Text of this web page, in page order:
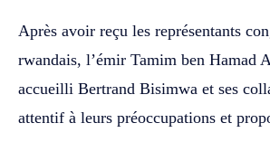
Après avoir reçu les représentants
rwandais, l’émir Tamim ben Hamad
accueilli Bertrand Bisimwa et ses
attentif à leurs préoccupations et